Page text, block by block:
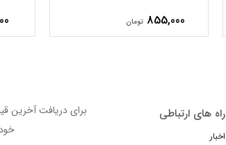
855,000 تومان
راه های ارتباطی
اخبار
برای دریافت آخرین